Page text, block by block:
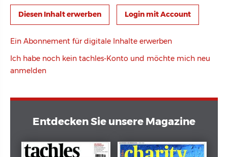
Login mit Account
Ein Abonnement für digitale Inhalte erwerben
Ich habe noch kein tachles-Konto und möchte mich neu
anmelden
Entdecken Sie unsere Magazine